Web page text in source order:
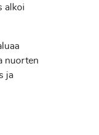
alkoi
nuorten
ja